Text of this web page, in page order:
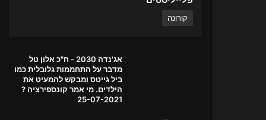
קורונה
אג'נדה 2030 - ח"כ אלון טל
מדבר על התחממות גלובלית כמו
ביל גייטס ומבקש להמעיט את
הילדים. מי אמר קונספירציה ?
25-07-2021